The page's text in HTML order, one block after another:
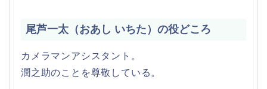
尾芦一太（おあし いちた）の役どころ
カメラマンアシスタント。
潤之助のことを尊敬している。